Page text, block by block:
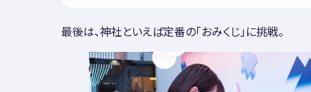
最後は、神社といえば定番の「おみくじ」に挑戦。